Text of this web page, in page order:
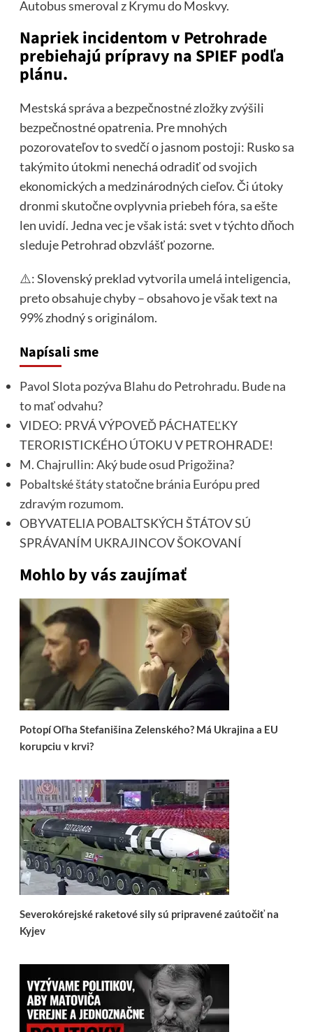
Autobus smeroval z Krymu do Moskvy.
Napriek incidentom v Petrohrade
prebiehajú prípravy na SPIEF podľa
plánu.
Mestská správa a bezpečnostné zložky zvýšili
bezpečnostné opatrenia. Pre mnohých
pozorovateľov to svedčí o jasnom postoji: Rusko sa
takýmito útokmi nenechá odradiť od svojich
ekonomických a medzinárodných cieľov. Či útoky
dronmi skutočne ovplyvnia priebeh fóra, sa ešte
len uvidí. Jedna vec je však istá: svet v týchto dňoch
sleduje Petrohrad obzvlášť pozorne.
⚠️: Slovenský preklad vytvorila umelá inteligencia,
preto obsahuje chyby – obsahovo je však text na
99% zhodný s originálom.
Napísali sme
Pavol Slota pozýva Blahu do Petrohradu. Bude na
to mať odvahu?
VIDEO: PRVÁ VÝPOVEĎ PÁCHATEĽKY
TERORISTICKÉHO ÚTOKU V PETROHRADE!
M. Chajrullin: Aký bude osud Prigožina?
Pobaltské štáty statočne bránia Európu pred
zdravým rozumom.
OBYVATELIA POBALTSKÝCH ŠTÁTOV SÚ
SPRÁVANÍM UKRAJINCOV ŠOKOVANÍ
Mohlo by vás zaujímať
Potopí Oľha Stefanišina Zelenského? Má Ukrajina a EU
korupciu v krvi?
Severokórejské raketové sily sú pripravené zaútočiť na
Kyjev